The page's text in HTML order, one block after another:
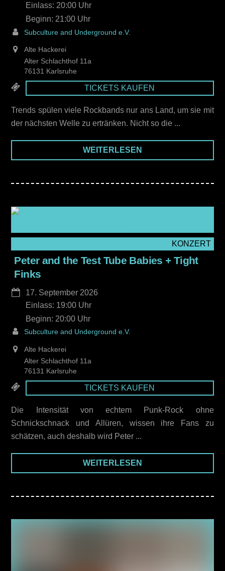
21:00
Einlass: 20:00
Subculture and Underground e.V.
Alte Hackerei
Alter Schlachthof 11a
76131 Karlsruhe
TICKETS KAUFEN
Trends spülen viele Rockbands nur ans Land, um sie mit
der nächsten Welle zu ertränken. Nicht so die ...
WEITERLESEN
KONZERT
Peter and the Test Tube Babies + Tight
Finks
17. September 2026
20:00
Einlass: 19:00
Subculture and Underground e.V.
Alte Hackerei
Alter Schlachthof 11a
76131 Karlsruhe
TICKETS KAUFEN
Die Intensität von echtem Punk-Rock ohne
Schnickschnack und Allüren, wissen ihre Fans zu
schätzen, auch deshalb wird Peter ...
WEITERLESEN